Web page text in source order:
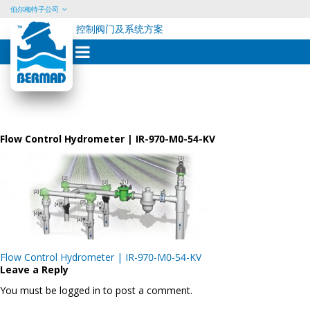
Skip
content
伯尔梅特子公司
控制阀门及系统方案
Flow Control Hydrometer | IR-970-M0-54-KV
Post
navigation
Flow Control Hydrometer | IR-970-M0-54-KV
Leave a Reply
You must be logged in to post a comment.